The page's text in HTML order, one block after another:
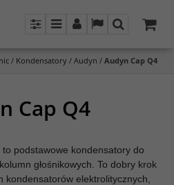
PanelMenuPanel LangSzukaj
/ Kondensatory / Audyn / Audyn Cap Q4
Cap Q4
podstawowe kondensatory do
głośnikowych. To dobry krok
elektrolitycznych,